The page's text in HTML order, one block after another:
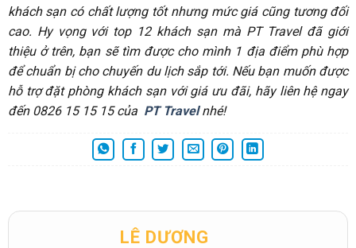
khách sạn có chất lượng tốt nhưng mức giá cũng tương đối
cao. Hy vọng với top 12 khách sạn mà PT Travel đã giới
thiệu ở trên, bạn sẽ tìm được cho mình 1 địa điểm phù hợp
để chuẩn bị cho chuyến du lịch sắp tới. Nếu bạn muốn được
hỗ trợ đặt phòng khách sạn với giá ưu đãi, hãy liên hệ ngay
đến 0826 15 15 15 của PT Travelnhé!
LÊ DƯƠNG